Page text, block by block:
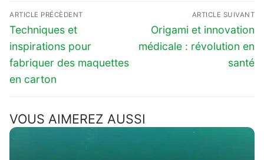
Navigation
de
l’article
ARTICLE PRÉCÈDENT
Previous
post:
Techniques et
inspirations pour
fabriquer des maquettes
en carton
ARTICLE SUIVANT
Next
post:
Origami et innovation
médicale : révolution en
santé
VOUS AIMEREZ AUSSI